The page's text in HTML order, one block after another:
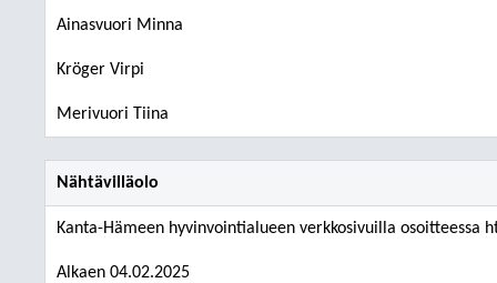
Ainasvuori Minna
Kröger Virpi
Merivuori Tiina
Nähtävilläolo
Kanta-Hämeen hyvinvointialueen verkkosivuilla osoitteessa
Alkaen 04.02.2025